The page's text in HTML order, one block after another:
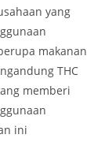
yang
makanan
THC
memberi
ini